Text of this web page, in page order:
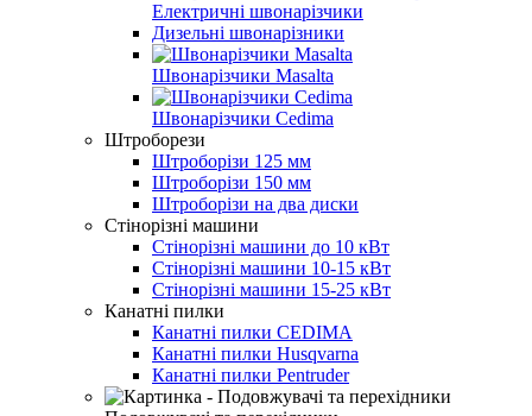
Електричні швонарізчики
Дизельні швонарізники
Швонарізчики Masalta
Швонарізчики Cedima
Штроборези
Штроборізи 125 мм
Штроборізи 150 мм
Штроборізи на два диски
Стінорізні машини
Стінорізні машини до 10 кВт
Стінорізні машини 10-15 кВт
Стінорізні машини 15-25 кВт
Канатні пилки
Канатні пилки CEDIMA
Канатні пилки Husqvarna
Канатні пилки Pentruder